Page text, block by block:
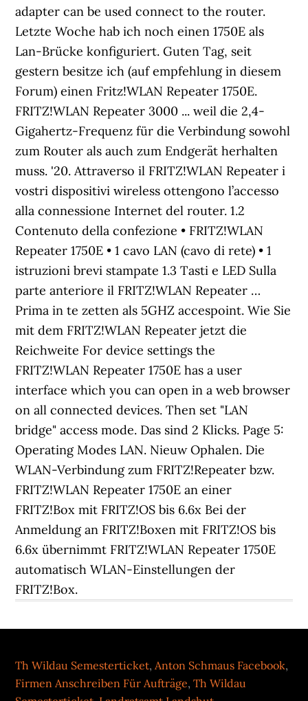
Th Wildau Semesterticket,Anton Schmaus Facebook,
Firmen Anschreiben Für Aufträge,Th Wildau